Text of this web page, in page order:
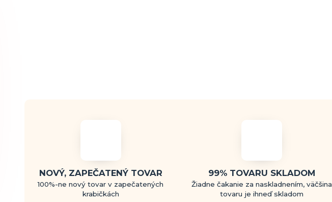
NOVÝ, ZAPEČATENÝ TOVAR
100%-ne nový tovar v zapečatených
krabičkách
99% TOVARU SKLADOM
Žiadne čakanie za naskladnením, väčšina
tovaru je ihneď skladom